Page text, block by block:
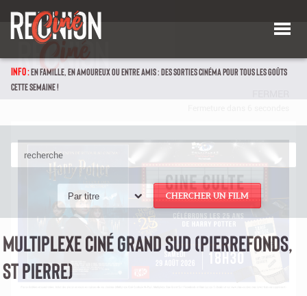
INFO :EN FAMILLE, EN AMOUREUX OU ENTRE AMIS : DES SORTIES CINÉMA POUR TOUS LES GOÛTS
CETTE SEMAINE !
Par titre CHERCHER UN FILM
MULTIPLEXE CINÉ GRAND SUD (PIERREFONDS,
ST PIERRE)